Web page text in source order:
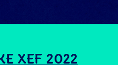
XEF 2022